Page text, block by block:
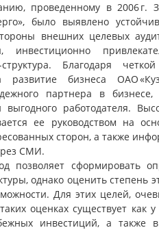
проведенному в 2006 г.
было выявлено
внешних целевых
инвестиционно
структура. Благодаря
развитие бизнеса ОАО
партнера в
выгодного работодателя.
ее руководством на
сторон, а также
СМИ.
позволяет сформировать
однако оценить степень
Для этих целей,
оценках существует
инвестиций, а